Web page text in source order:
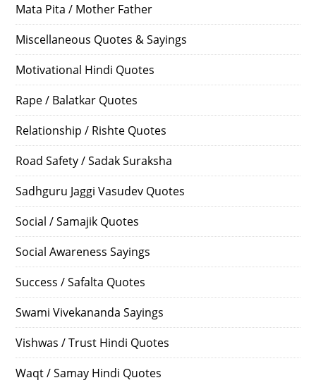
Mata Pita / Mother Father
Miscellaneous Quotes & Sayings
Motivational Hindi Quotes
Rape / Balatkar Quotes
Relationship / Rishte Quotes
Road Safety / Sadak Suraksha
Sadhguru Jaggi Vasudev Quotes
Social / Samajik Quotes
Social Awareness Sayings
Success / Safalta Quotes
Swami Vivekananda Sayings
Vishwas / Trust Hindi Quotes
Waqt / Samay Hindi Quotes